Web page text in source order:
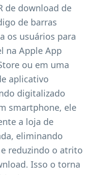
de download de
de barras
os usuários para
na Apple App
ou em uma
aplicativo
digitalizado
smartphone, ele
a loja de
eliminando
reduzindo o atrito
Isso o torna